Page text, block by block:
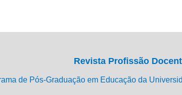
Revista Profissão
de Pós-Graduação em Educação da